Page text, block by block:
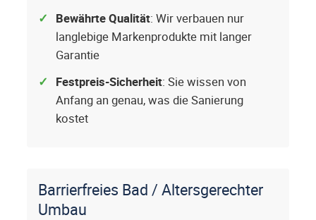
Bewährte Qualität: Wir verbauen nur
langlebige Markenprodukte mit langer
Garantie
Festpreis-Sicherheit: Sie wissen von
Anfang an genau, was die Sanierung
kostet
Barrierfreies Bad / Altersgerechter
Umbau